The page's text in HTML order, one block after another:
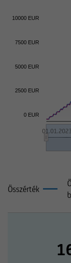
01.01.2023
0 EUR
2500 EUR
5000 EUR
7500 EUR
10000 EUR
Összérték